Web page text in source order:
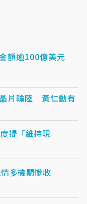
額逾100億美元
片輸陸 黃仁勳有
提「維持現
多機關慘收